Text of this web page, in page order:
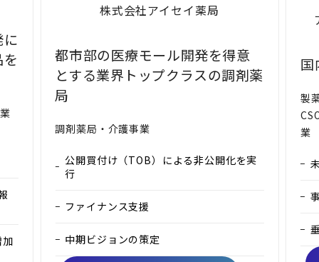
株式会社アイセイ薬局
都市部の医療モール開発を得意
とする業界トップクラスの調剤薬
局
調剤薬局・介護事業
公開買付け（TOB）による非公開化を実
行
ファイナンス支援
中期ビジョンの策定
国
製
業